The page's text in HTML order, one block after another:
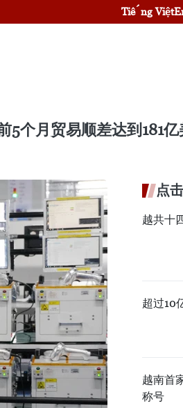
Tiếng Việt
月贸易顺差达到181亿
点
越共十
超过10
越南首
称号